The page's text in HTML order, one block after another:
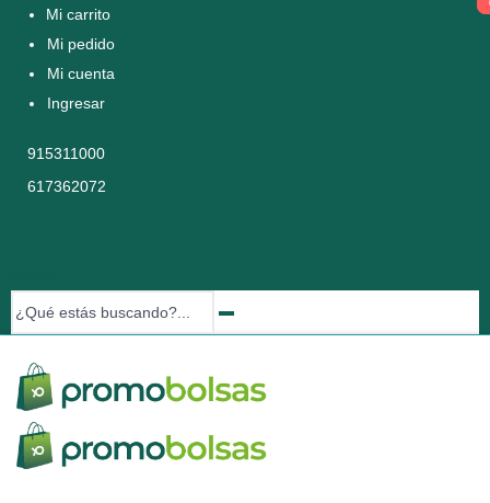
Mi carrito
Mi pedido
Mi cuenta
Ingresar
915311000
617362072